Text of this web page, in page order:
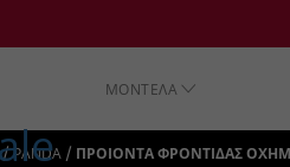
ΜΟΝΤΕΛΑ
/ PANDA / ΠΡΟΙΟΝΤΑ ΦΡΟΝΤΙΔΑΣ